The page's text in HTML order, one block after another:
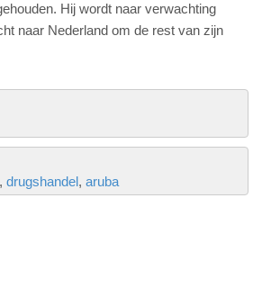
Hij wordt naar verwachting
naar Nederland om de rest van zijn
drugshandel aruba